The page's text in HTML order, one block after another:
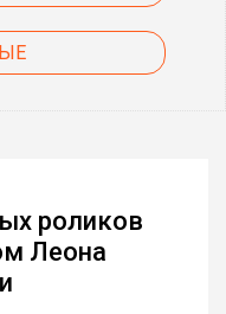
роликов
Леона